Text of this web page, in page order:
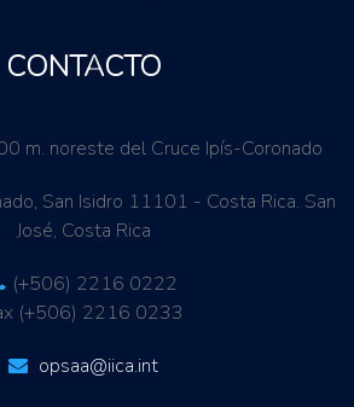
CONTACTO
m. noreste del Cruce Ipís-Coronado
San Isidro 11101 - Costa Rica. San
José, Costa Rica
(+506) 2216 0222
(+506) 2216 0233
opsaa@iica.int